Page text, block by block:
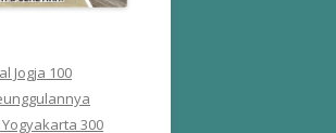
Jogja 100
300